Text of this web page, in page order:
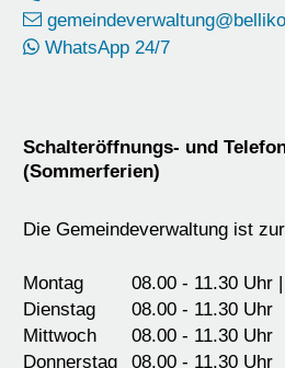
WhatsApp 24/7
Schalteröffnungs- und
(Sommerferien)
Die Gemeindeverwaltung ist
Montag
08.00 - 11.30 Uhr
Dienstag
08.00 - 11.30 Uhr
Mittwoch
08.00 - 11.30 Uhr
Donnerstag
08.00 - 11.30 Uhr